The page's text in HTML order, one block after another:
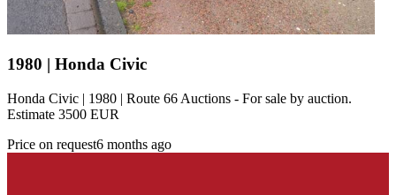
1980 | Honda Civic
Honda Civic | 1980 | Route 66 Auctions - For sale by auction.
Estimate 3500 EUR
Price on request6 months ago